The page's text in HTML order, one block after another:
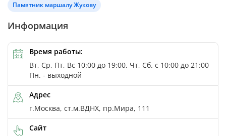
Памятник маршалу Жукову
Информация
Время работы:
Вт, Ср, Пт, Вс 10:00 до 19:00, Чт, Сб. с 10:00 до 21:00
Пн. - выходной
Адрес
г.Москва, ст.м.ВДНХ, пр.Мира, 111
Сайт